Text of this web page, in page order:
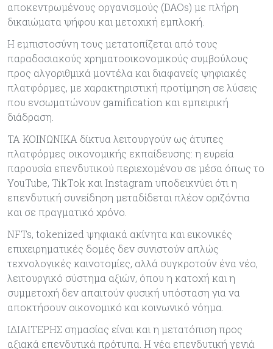
αποκεντρωμένους οργανισμούς (DAOs) με πλήρη
δικαιώματα ψήφου και μετοχική εμπλοκή.
Η εμπιστοσύνη τους μετατοπίζεται από τους
παραδοσιακούς χρηματοοικονομικούς συμβούλους
προς αλγοριθμικά μοντέλα και διαφανείς ψηφιακές
πλατφόρμες, με χαρακτηριστική προτίμηση σε λύσεις
που ενσωματώνουν gamification και εμπειρική
διάδραση.
ΤΑ ΚΟΙΝΩΝΙΚΑ δίκτυα λειτουργούν ως άτυπες
πλατφόρμες οικονομικής εκπαίδευσης: η ευρεία
παρουσία επενδυτικού περιεχομένου σε μέσα όπως το
YouTube, TikTok και Instagram υποδεικνύει ότι η
επενδυτική συνείδηση μεταδίδεται πλέον οριζόντια
και σε πραγματικό χρόνο.
NFTs, tokenized ψηφιακά ακίνητα και εικονικές
επιχειρηματικές δομές δεν συνιστούν απλώς
τεχνολογικές καινοτομίες, αλλά συγκροτούν ένα νέο,
λειτουργικό σύστημα αξιών, όπου η κατοχή και η
συμμετοχή δεν απαιτούν φυσική υπόσταση για να
αποκτήσουν οικονομικό και κοινωνικό νόημα.
ΙΔΙΑΙΤΕΡΗΣ σημασίας είναι και η μετατόπιση προς
αξιακά επενδυτικά πρότυπα. Η νέα επενδυτική γενιά